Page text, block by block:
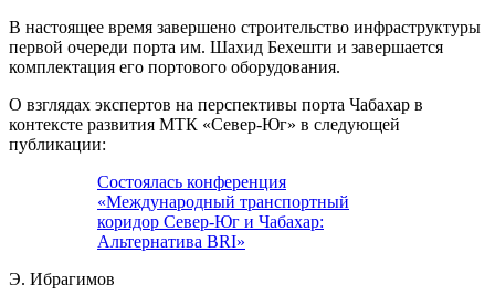
В настоящее время завершено строительство инфраструктуры
первой очереди порта им. Шахид Бехешти и завершается
комплектация его портового оборудования.
О взглядах экспертов на перспективы порта Чабахар в
контексте развития МТК «Север-Юг» в следующей
публикации:
Состоялась конференция
«Международный транспортный
коридор Север-Юг и Чабахар:
Альтернатива BRI»
Э. Ибрагимов